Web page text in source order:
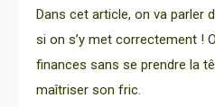
Dans cet article, on va parler
si on s’y met correctement !
finances sans se prendre la
maîtriser son fric.